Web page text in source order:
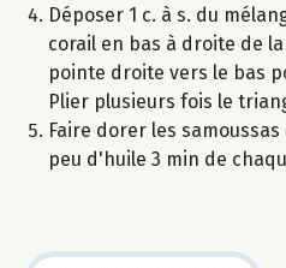
Déposer 1 c. à s. du
corail en bas à droite de
pointe droite vers le bas
Plier plusieurs fois le
Faire dorer les
peu d'huile 3 min de